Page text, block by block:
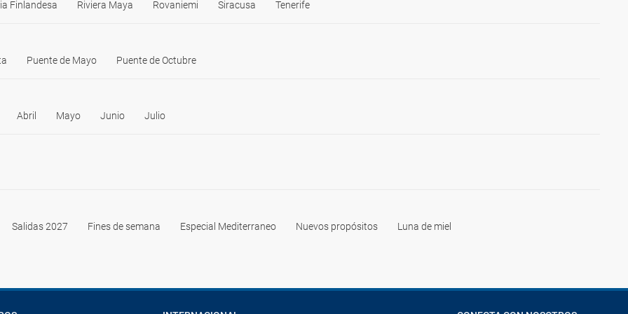
Finlandesa Riviera Maya Rovaniemi Siracusa Tenerife
Puente de Mayo Puente de Octubre
Abril Mayo Junio Julio
Salidas 2027 Fines de semana Especial Mediterraneo Nuevos propósitos Luna de miel